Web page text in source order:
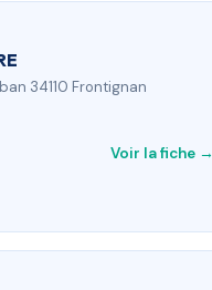
34110 Frontignan
Voir la fiche →